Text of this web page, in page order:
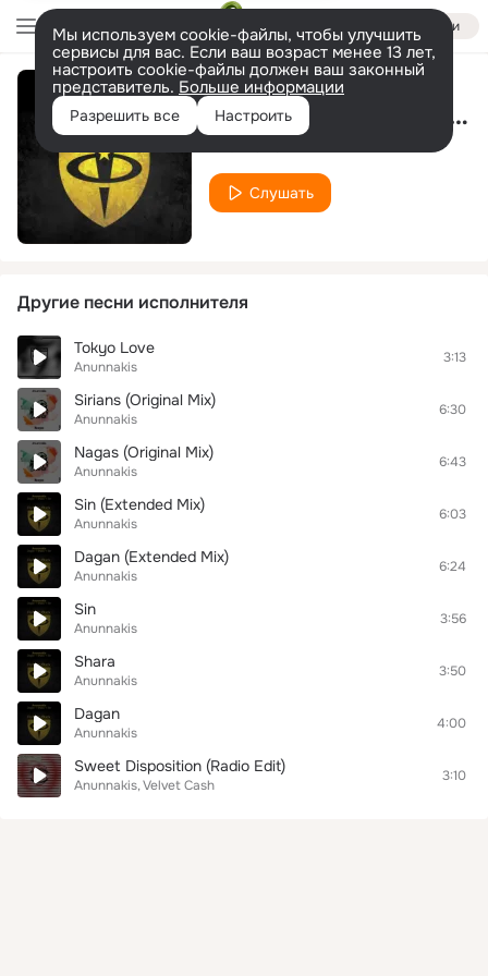
Войти
Мы используем cookie-файлы, чтобы улучшить
сервисы для вас. Если ваш возраст менее 13 лет,
настроить cookie-файлы должен ваш законный
представитель. Больше информации
Разрешить все Настроить Shara (Extended Mix)
Слушать
Другие песни исполнителя
Tokyo Love
Anunnakis
3:13
Sirians (Original Mix)
Anunnakis
6:30
Nagas (Original Mix)
Anunnakis
6:43
Sin (Extended Mix)
Anunnakis
6:03
Dagan (Extended Mix)
Anunnakis
6:24
Sin
Anunnakis
3:56
Shara
Anunnakis
3:50
Dagan
Anunnakis
4:00
Sweet Disposition (Radio Edit)
Anunnakis Velvet Cash
3:10